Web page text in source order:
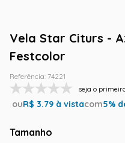
Vela Star Citurs -
Festcolor
Referência: 74221
seja o
ouR$ 3.79 à vistacom5%
Tamanho